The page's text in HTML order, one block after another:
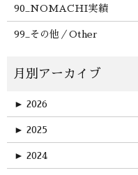
90_NOMACHI実績
99_その他／Other
► 2026
► 2025
► 2024